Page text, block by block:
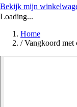
Bekijk mijn
Loading...
Home
/ Vangkoord met